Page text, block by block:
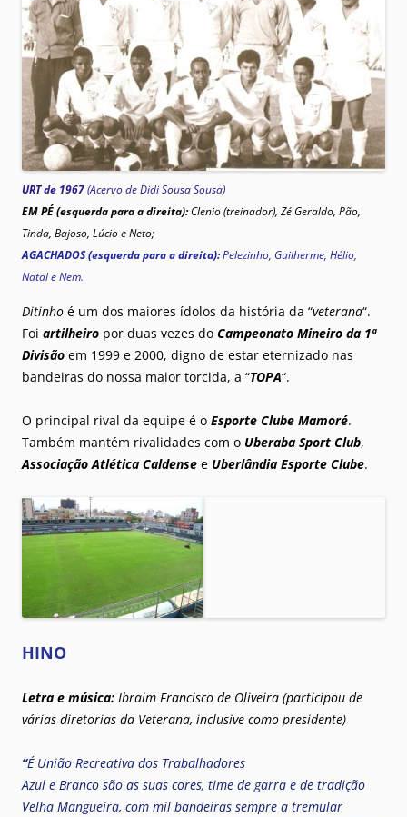
URT de 1967(Acervo deDidi Sousa Sousa)
EM PÉ (esquerda para a direita):Clenio (treinador), Zé Geraldo, Pão,
Tinda, Bajoso, Lúcio e Neto;
AGACHADOS (esquerda para a direita):Pelezinho, Guilherme, Hélio,
Natal e Nem.
Ditinho é um dos maiores ídolos da história da “veterana“.
Foi artilheiro por duas vezes do Campeonato Mineiro da 1ª
Divisão em 1999 e 2000, digno de estar eternizado nas
bandeiras do nossa maior torcida, a “TOPA“.
O principal rival da equipe é o Esporte Clube Mamoré.
Também mantém rivalidades com o Uberaba Sport Club,
Associação Atlética Caldense e Uberlândia Esporte Clube.
HINO
Letra e música: Ibraim Francisco de Oliveira (participou de
várias diretorias da Veterana, inclusive como presidente)
“É União Recreativa dos Trabalhadores
Azul e Branco são as suas cores, time de garra e de tradição
Velha Mangueira, com mil bandeiras sempre a tremular